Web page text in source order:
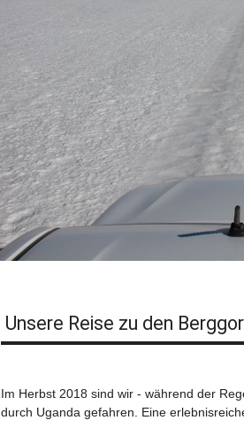
Unsere Reise zu den
Im Herbst 2018 sind wir - während der
durch Uganda gefahren. Eine